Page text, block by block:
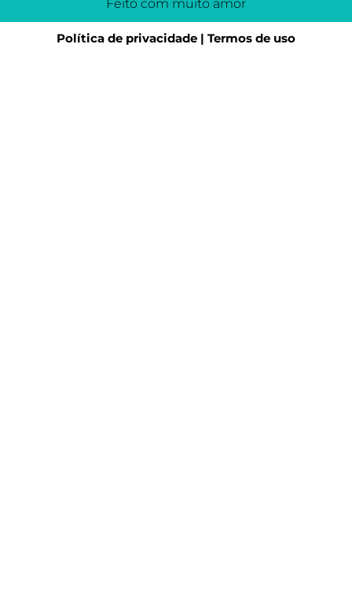
Feito com muito amor
Política de privacidade | Termos de uso